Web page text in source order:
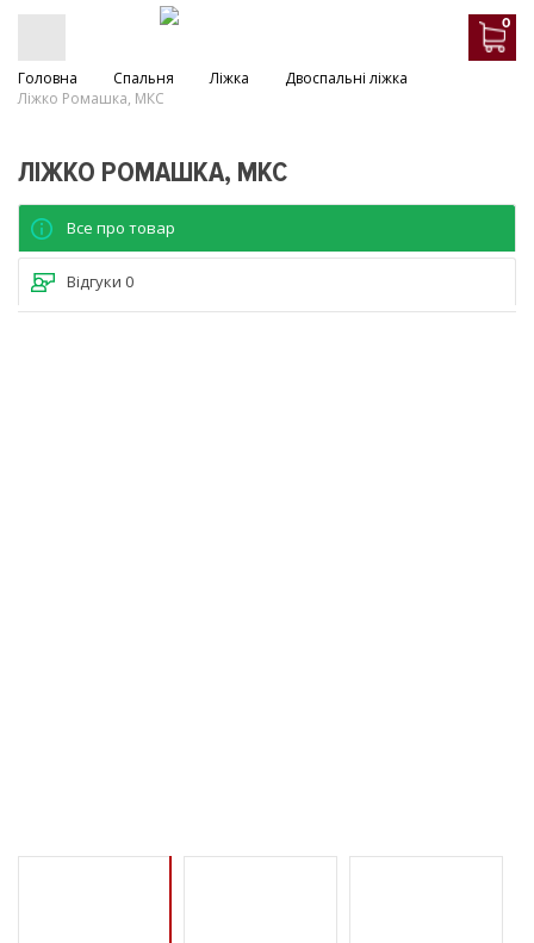
0
Головна Спальня Ліжка
Двоспальні ліжка
Ліжко Ромашка, МКС
ЛІЖКО РОМАШКА, МКС
Все про товар
Відгуки 0